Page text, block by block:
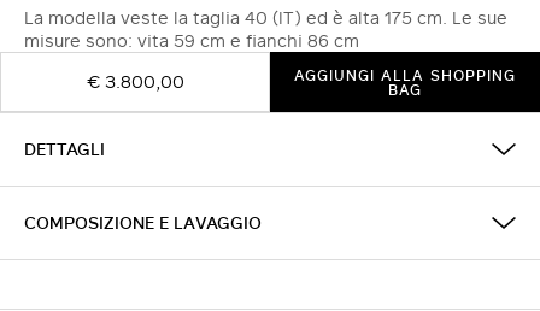
La modella veste la taglia 40 (IT) ed è alta 175 cm. Le sue
misure sono: vita 59 cm e fianchi 86 cm
€ 3.800,00
AGGIUNGI ALLA SHOPPING
BAG
DETTAGLI
COMPOSIZIONE E LAVAGGIO
Login
ACCEDI CON GOOGLE
Non hai un account?